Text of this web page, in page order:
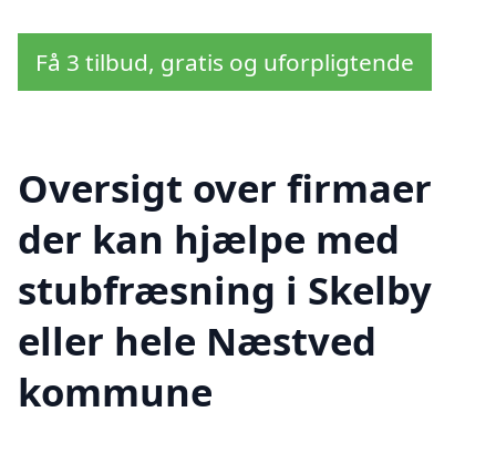
Få 3 tilbud, gratis og uforpligtende
Oversigt over firmaer
der kan hjælpe med
stubfræsning i Skelby
eller hele Næstved
kommune